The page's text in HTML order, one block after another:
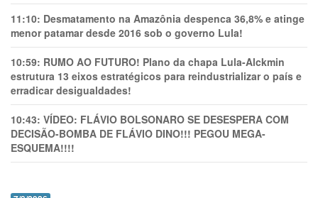
11:10: Desmatamento na Amazônia despenca 36,8% e atinge
menor patamar desde 2016 sob o governo Lula!
10:59: RUMO AO FUTURO! Plano da chapa Lula-Alckmin
estrutura 13 eixos estratégicos para reindustrializar o país e
erradicar desigualdades!
10:43: VÍDEO: FLÁVIO BOLSONARO SE DESESPERA COM
DECISÃO-BOMBA DE FLÁVIO DINO!!! PEGOU MEGA-
ESQUEMA!!!!